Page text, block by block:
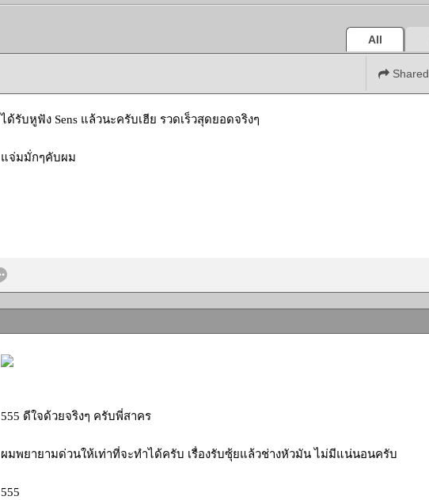
All
Shared
ได้รับหูฟัง Sens แล้วนะครับเฮีย รวดเร็วสุดยอดจริงๆ
แจ่มมั่กๆคับผม
555 ดีใจด้วยจริงๆ ครับพี่สาคร
ผมพยายามด่วนให้เท่าที่จะทำได้ครับ เรื่องรับซุ้ยแล้วช่างหัวมัน ไม่มีแน่นอนครับ
555